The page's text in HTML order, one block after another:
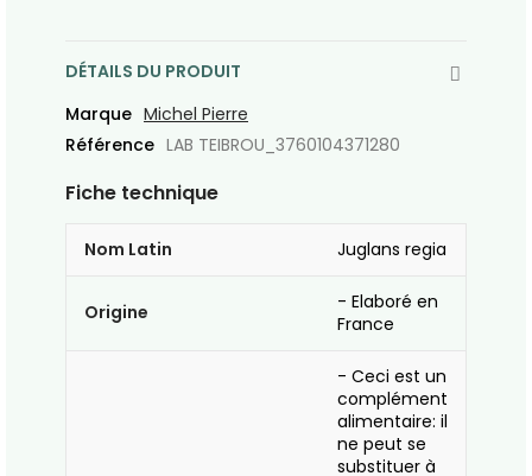
DÉTAILS DU PRODUIT
Marque Michel Pierre
Référence LAB TEIBROU_3760104371280
Fiche technique
Nom Latin Juglans regia
Origine
- Elaboré en
France
- Ceci est un
complément
alimentaire: il
ne peut se
substituer à